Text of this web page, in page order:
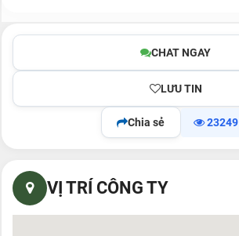
CHAT NGAY
LƯU TIN
Chia sẻ 23249
VỊ TRÍ CÔNG TY